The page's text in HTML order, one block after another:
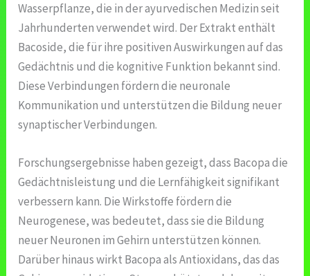
Wasserpflanze, die in der ayurvedischen Medizin seit
Jahrhunderten verwendet wird. Der Extrakt enthält
Bacoside, die für ihre positiven Auswirkungen auf das
Gedächtnis und die kognitive Funktion bekannt sind.
Diese Verbindungen fördern die neuronale
Kommunikation und unterstützen die Bildung neuer
synaptischer Verbindungen.
Forschungsergebnisse haben gezeigt, dass Bacopa die
Gedächtnisleistung und die Lernfähigkeit signifikant
verbessern kann. Die Wirkstoffe fördern die
Neurogenese, was bedeutet, dass sie die Bildung
neuer Neuronen im Gehirn unterstützen können.
Darüber hinaus wirkt Bacopa als Antioxidans, das das